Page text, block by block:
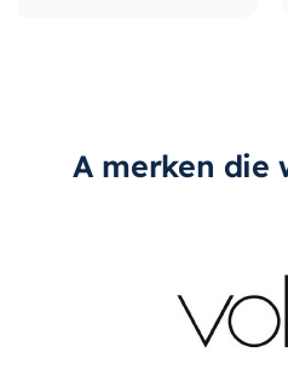
A merken die